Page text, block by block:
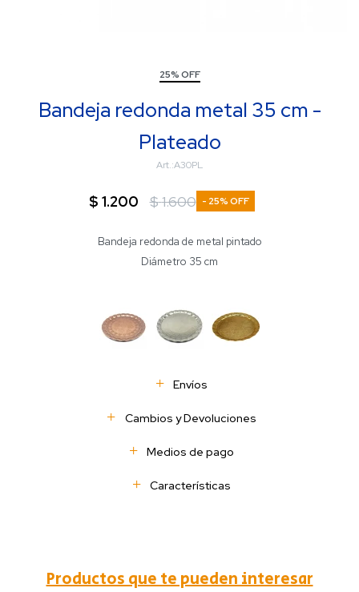
25% OFF
Bandeja redonda metal 35 cm -
Plateado
A30PL
$ 1.200 $1.600 25
Bandeja redonda de metal pintado
Diámetro 35 cm
Envíos
Cambios y Devoluciones
Medios de pago
Características
Productos que te pueden interesar